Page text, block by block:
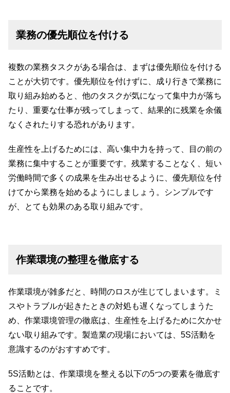
業務の優先順位を付ける
複数の業務タスクがある場合は、まずは優先順位を付ける
ことが大切です。優先順位を付けずに、成り行きで業務に
取り組み始めると、他のタスクが気になって集中力が落ち
たり、重要な仕事が残ってしまって、結果的に残業を余儀
なくされたりする恐れがあります。
生産性を上げるためには、高い集中力を持って、目の前の
業務に集中することが重要です。残業することなく、短い
労働時間で多くの成果を生み出せるように、優先順位を付
けてから業務を始めるようにしましょう。シンプルです
が、とても効果のある取り組みです。
作業環境の整理を徹底する
作業環境が雑多だと、時間のロスが生じてしまいます。ミ
スやトラブルが起きたときの対処も遅くなってしまうた
め、作業環境管理の徹底は、生産性を上げるために欠かせ
ない取り組みです。製造業の現場においては、5S活動を
意識するのがおすすめです。
5S活動とは、作業環境を整える以下の5つの要素を徹底す
ることです。